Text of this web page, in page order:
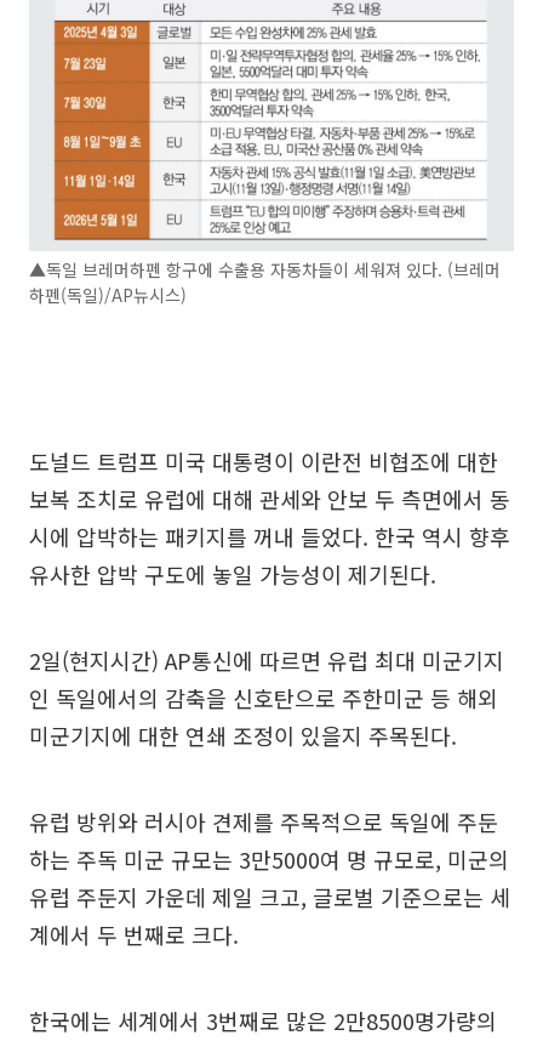
▲독일 브레머하펜 항구에 수출용 자동차들이 세워져 있다. (브레머
하펜(독일)/AP뉴시스)
도널드 트럼프 미국 대통령이 이란전 비협조에 대한
보복 조치로 유럽에 대해 관세와 안보 두 측면에서 동
시에 압박하는 패키지를 꺼내 들었다. 한국 역시 향후
유사한 압박 구도에 놓일 가능성이 제기된다.
2일(현지시간) AP통신에 따르면 유럽 최대 미군기지
인 독일에서의 감축을 신호탄으로 주한미군 등 해외
미군기지에 대한 연쇄 조정이 있을지 주목된다.
유럽 방위와 러시아 견제를 주목적으로 독일에 주둔
하는 주독 미군 규모는 3만5000여 명 규모로, 미군의
유럽 주둔지 가운데 제일 크고, 글로벌 기준으로는 세
계에서 두 번째로 크다.
한국에는 세계에서 3번째로 많은 2만8500명가량의